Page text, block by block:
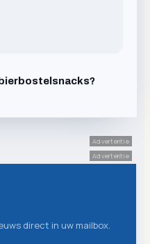
Advertentie
Advertentie
direct in uw mailbox.